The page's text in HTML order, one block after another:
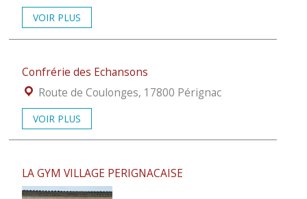
VOIR PLUS
Confrérie des Echansons
Localisation :
Route de Coulonges, 17800 Pérignac
VOIR PLUS
LA GYM VILLAGE PERIGNACAISE